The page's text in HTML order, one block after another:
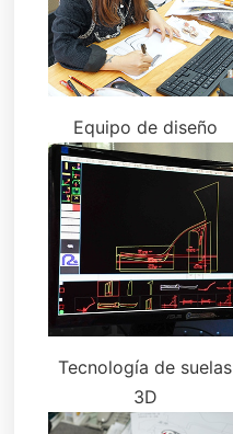
Equipo de diseño
Tecnología de suelas
3D